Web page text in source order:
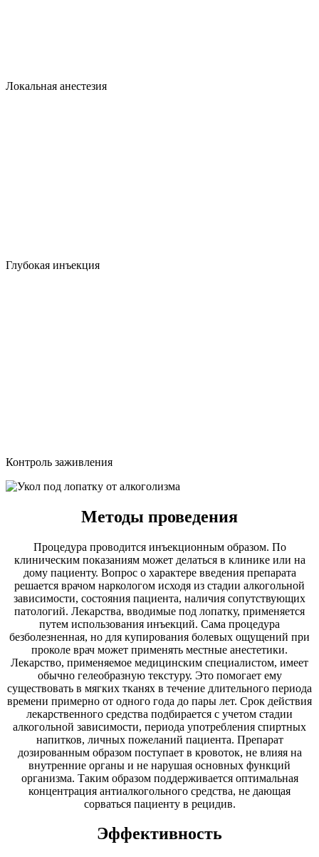
Локальная анестезия
Глубокая инъекция
Контроль заживления
Методы проведения
Процедура проводится инъекционным образом. По
клиническим показаниям может делаться в клинике или на
дому пациенту. Вопрос о характере введения препарата
решается врачом наркологом исходя из стадии алкогольной
зависимости, состояния пациента, наличия сопутствующих
патологий. Лекарства, вводимые под лопатку, применяется
путем использования инъекций. Сама процедура
безболезненная, но для купирования болевых ощущений при
проколе врач может применять местные анестетики.
Лекарство, применяемое медицинским специалистом, имеет
обычно гелеобразную текстуру. Это помогает ему
существовать в мягких тканях в течение длительного периода
времени примерно от одного года до пары лет. Срок действия
лекарственного средства подбирается с учетом стадии
алкогольной зависимости, периода употребления спиртных
напитков, личных пожеланий пациента. Препарат
дозированным образом поступает в кровоток, не влияя на
внутренние органы и не нарушая основных функций
организма. Таким образом поддерживается оптимальная
концентрация антиалкогольного средства, не дающая
сорваться пациенту в рецидив.
Эффективность